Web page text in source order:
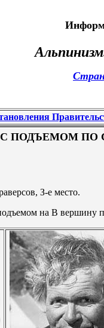
Альпинизм
ПОДЪЕМОМ ПО
З-е место.
на В вершину